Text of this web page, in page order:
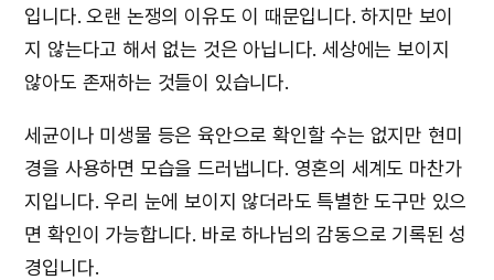
입니다. 오랜 논쟁의 이유도 이 때문입니다. 하지만 보이
지 않는다고 해서 없는 것은 아닙니다. 세상에는 보이지
않아도 존재하는 것들이 있습니다.
세균이나 미생물 등은 육안으로 확인할 수는 없지만 현미
경을 사용하면 모습을 드러냅니다. 영혼의 세계도 마찬가
지입니다. 우리 눈에 보이지 않더라도 특별한 도구만 있으
면 확인이 가능합니다. 바로 하나님의 감동으로 기록된 성
경입니다.